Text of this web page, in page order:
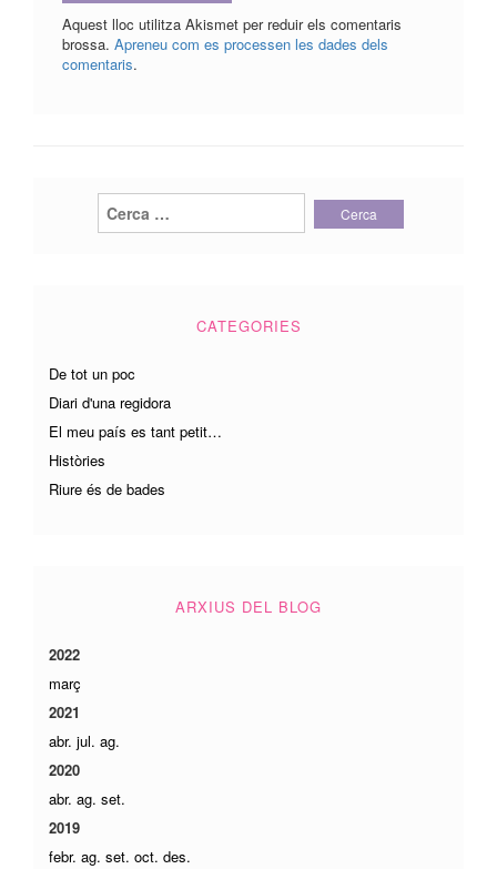
Aquest lloc utilitza Akismet per reduir els comentaris
brossa. Apreneu com es processen les dades dels
comentaris.
Cerca:
CATEGORIES
De tot un poc
Diari d'una regidora
El meu país es tant petit…
Històries
Riure és de bades
ARXIUS DEL BLOG
2022
març
2021
abr. jul. ag.
2020
abr. ag. set.
2019
febr. ag. set. oct. des.